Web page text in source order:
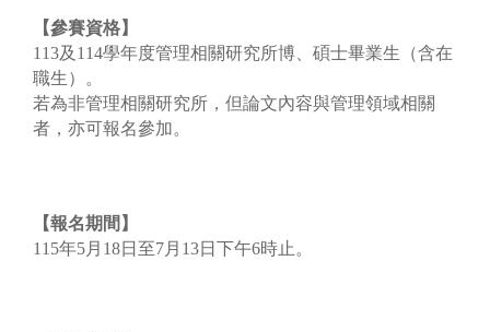
【參賽資格】
113及114學年度管理相關研究所博、碩士畢業生（含在
職生）。
若為非管理相關研究所，但論文內容與管理領域相關
者，亦可報名參加。
【報名期間】
115年5月18日至7月13日下午6時止。